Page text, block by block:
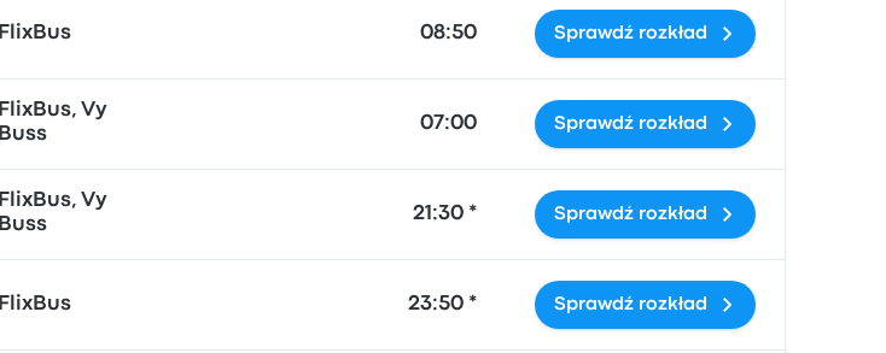
FlixBus 08:50 Sprawdź rozkład
FlixBus, Vy
Buss
07:00 Sprawdź rozkład
FlixBus, Vy
Buss
21:30 * Sprawdź rozkład
FlixBus 23:50 * Sprawdź rozkład